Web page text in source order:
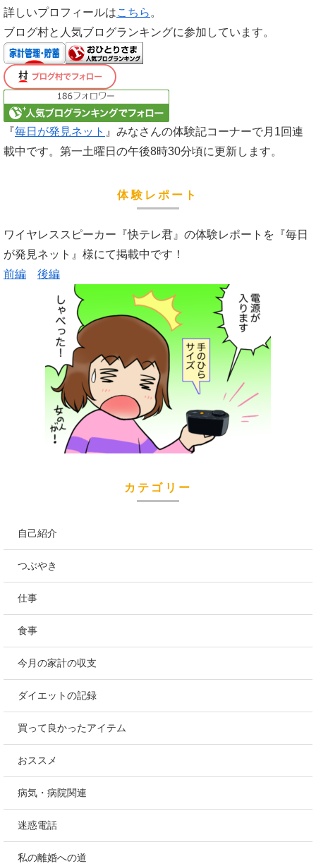
詳しいプロフィールはこちら 。
ブログ村と人気ブログランキングに参加しています。
『毎日が発見ネット 』みなさんの体験記コーナーで月1回連
載中です。第一土曜日の午後8時30分頃に更新します。
体験レポート
ワイヤレススピーカー『快テレ君』の体験レポートを『毎日
が発見ネット』様にて掲載中です！
前編
後編
カテゴリー
自己紹介
つぶやき
仕事
食事
今月の家計の収支
ダイエットの記録
買って良かったアイテム
おススメ
病気・病院関連
迷惑電話
私の離婚への道